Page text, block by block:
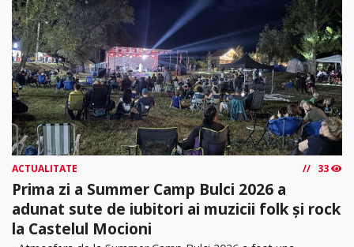
ACTUALITATE 33
Prima zi a Summer Camp Bulci 2026 a
adunat sute de iubitori ai muzicii folk și rock
la Castelul Mocioni